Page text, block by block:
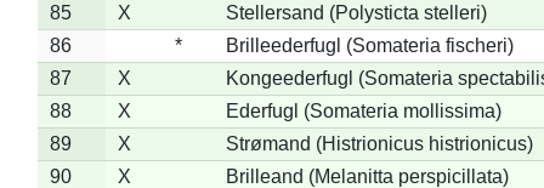
85
X
Stellersand (Polysticta stelleri)
86
*
Brilleederfugl (Somateria fischeri)
87
X
Kongeederfugl (Somateria
88
X
Ederfugl (Somateria mollissima)
89
X
Strømand (Histrionicus histrionicus)
90
X
Brilleand (Melanitta perspicillata)